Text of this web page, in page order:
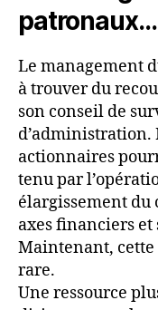
patronaux…
Le management
à trouver du
son conseil de
d’administration.
actionnaires
tenu par
élargissement du
axes financiers
Maintenant,
rare.
Une ressource